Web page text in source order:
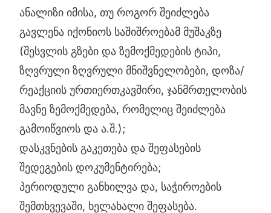
ანალიზი იმისა, თუ როგორ შეიძლება
გავლენა იქონიოს საშიშროებამ მუშაკზე
(შესვლის გზები და ზემოქმედების ტიპი,
ზღვრული ზღვრული მნიშვნელობები, დოზა/
რეაქციის ურთიერთკავშირი, ჯანმრთელობის
მავნე ზემოქმედება, რომელიც შეიძლება
გამოიწვიოს და ა.შ.);
დასკვნების გაკეთება და შეფასების
შედეგების დოკუმენტირება;
პერიოდული განხილვა და, საჭიროების
შემთხვევაში, ხელახალი შეფასება.